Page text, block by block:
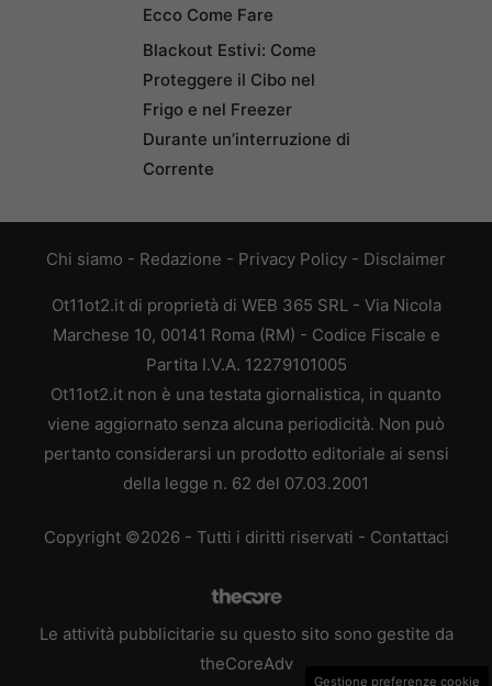
Ecco Come Fare
Blackout Estivi: Come
Proteggere il Cibo nel
Frigo e nel Freezer
Durante un’interruzione di
Corrente
Chi siamo - Redazione - Privacy Policy - Disclaimer
Ot11ot2.it di proprietà di WEB 365 SRL - Via Nicola
Marchese 10, 00141 Roma (RM) - Codice Fiscale e
Partita I.V.A. 12279101005
Ot11ot2.it non è una testata giornalistica, in quanto
viene aggiornato senza alcuna periodicità. Non può
pertanto considerarsi un prodotto editoriale ai sensi
della legge n. 62 del 07.03.2001
Copyright ©2026 - Tutti i diritti riservati - Contattaci
Le attività pubblicitarie su questo sito sono gestite da
theCoreAdv
Gestione preferenze cookie